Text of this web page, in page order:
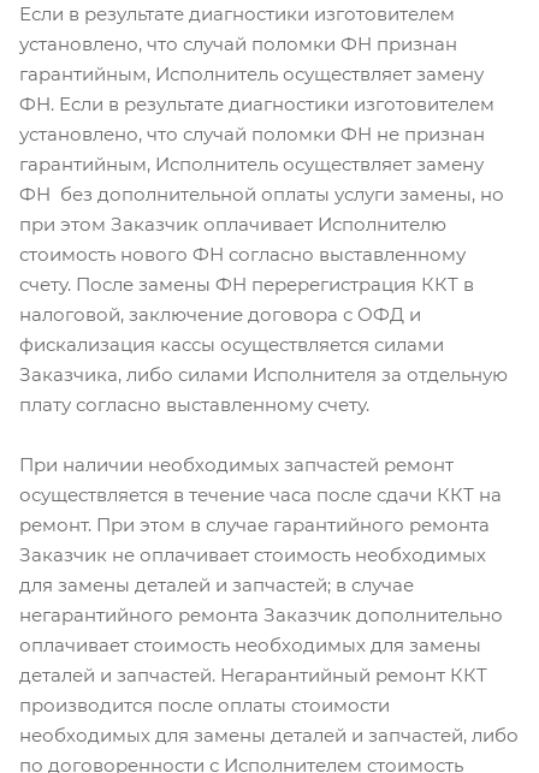
Если в результате диагностики изготовителем
установлено, что случай поломки ФН признан
гарантийным, Исполнитель осуществляет замену
ФН. Если в результате диагностики изготовителем
установлено, что случай поломки ФН не признан
гарантийным, Исполнитель осуществляет замену
ФН без дополнительной оплаты услуги замены, но
при этом Заказчик оплачивает Исполнителю
стоимость нового ФН согласно выставленному
счету. После замены ФН перерегистрация ККТ в
налоговой, заключение договора с ОФД и
фискализация кассы осуществляется силами
Заказчика, либо силами Исполнителя за отдельную
плату согласно выставленному счету.
При наличии необходимых запчастей ремонт
осуществляется в течение часа после сдачи ККТ на
ремонт. При этом в случае гарантийного ремонта
Заказчик не оплачивает стоимость необходимых
для замены деталей и запчастей; в случае
негарантийного ремонта Заказчик дополнительно
оплачивает стоимость необходимых для замены
деталей и запчастей. Негарантийный ремонт ККТ
производится после оплаты стоимости
необходимых для замены деталей и запчастей, либо
по договоренности с Исполнителем стоимость